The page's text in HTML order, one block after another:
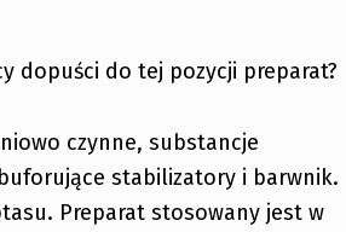
dopuści do tej pozycji preparat?
czynne, substancje
stabilizatory i barwnik.
Preparat stosowany jest w